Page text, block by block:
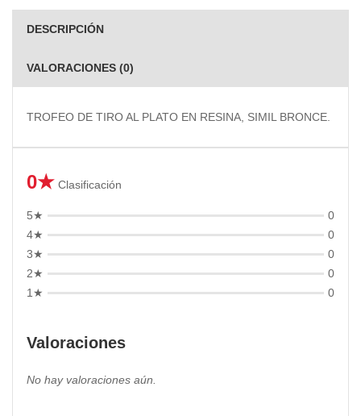
DESCRIPCIÓN
VALORACIONES (0)
TROFEO DE TIRO AL PLATO EN RESINA, SIMIL BRONCE.
0★ Clasificación
5★
0
4★
0
3★
0
2★
0
1★
0
Valoraciones
No hay valoraciones aún.